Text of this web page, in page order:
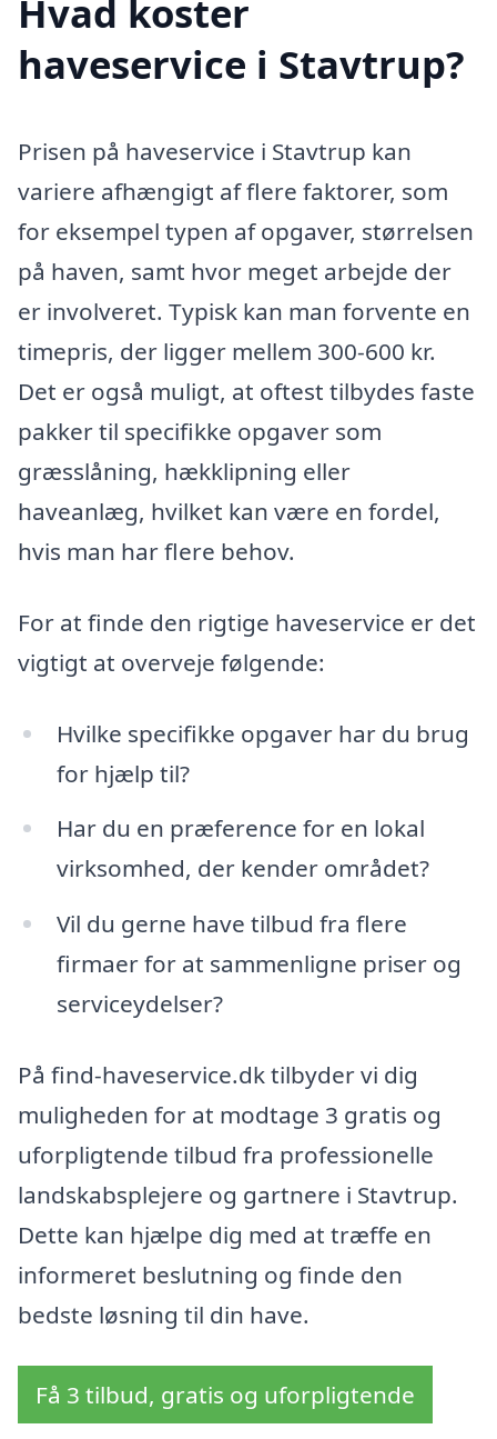
Hvad koster
haveservice i Stavtrup?
Prisen på haveservice i Stavtrup kan
variere afhængigt af flere faktorer, som
for eksempel typen af opgaver, størrelsen
på haven, samt hvor meget arbejde der
er involveret. Typisk kan man forvente en
timepris, der ligger mellem 300-600 kr.
Det er også muligt, at oftest tilbydes faste
pakker til specifikke opgaver som
græsslåning, hækklipning eller
haveanlæg, hvilket kan være en fordel,
hvis man har flere behov.
For at finde den rigtige haveservice er det
vigtigt at overveje følgende:
Hvilke specifikke opgaver har du brug
for hjælp til?
Har du en præference for en lokal
virksomhed, der kender området?
Vil du gerne have tilbud fra flere
firmaer for at sammenligne priser og
serviceydelser?
På find-haveservice.dk tilbyder vi dig
muligheden for at modtage 3 gratis og
uforpligtende tilbud fra professionelle
landskabsplejere og gartnere i Stavtrup.
Dette kan hjælpe dig med at træffe en
informeret beslutning og finde den
bedste løsning til din have.
Få 3 tilbud, gratis og uforpligtende